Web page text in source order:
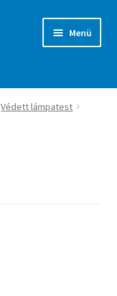
Menü
Védett lámpatest